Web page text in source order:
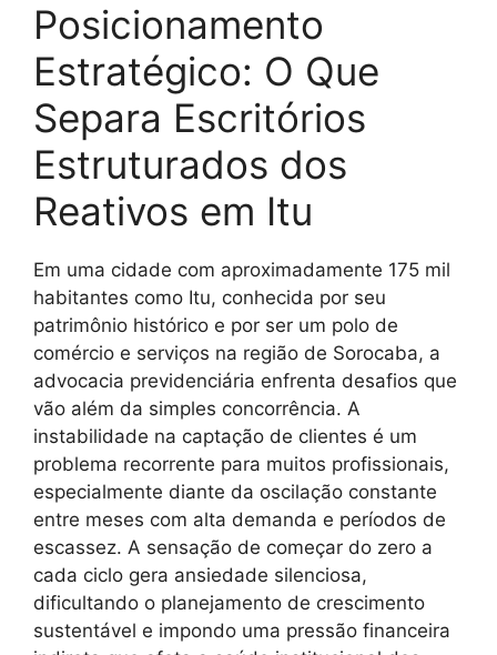
Posicionamento
Estratégico: O Que
Separa Escritórios
Estruturados dos
Reativos em Itu
Em uma cidade com aproximadamente 175 mil
habitantes como Itu, conhecida por seu
patrimônio histórico e por ser um polo de
comércio e serviços na região de Sorocaba, a
advocacia previdenciária enfrenta desafios que
vão além da simples concorrência. A
instabilidade na captação de clientes é um
problema recorrente para muitos profissionais,
especialmente diante da oscilação constante
entre meses com alta demanda e períodos de
escassez. A sensação de começar do zero a
cada ciclo gera ansiedade silenciosa,
dificultando o planejamento de crescimento
sustentável e impondo uma pressão financeira